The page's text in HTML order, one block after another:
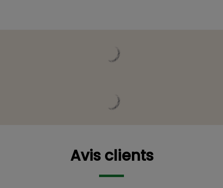
Vous pourriez être intéressé
Avis clients